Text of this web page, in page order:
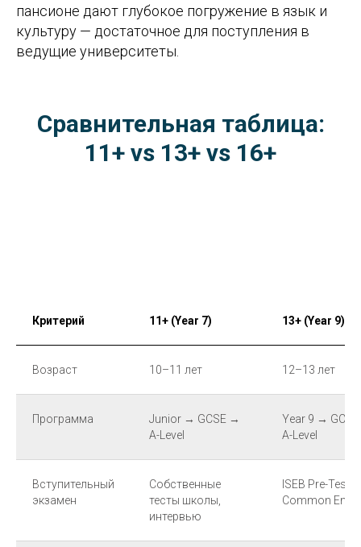
пансионе дают глубокое погружение в язык и
культуру — достаточное для поступления в
ведущие университеты.
Сравнительная таблица:
11+ vs 13+ vs 16+
Критерий 11+ (Year 7) 13+ (Year 9)
Возраст 10–11 лет 12–13 лет
Программа
Junior → GCSE →
A-Level
Year 9 →
A-Level
Вступительный
экзамен
Собственные
тесты школы,
интервью
ISEB Pre-Test +
Common